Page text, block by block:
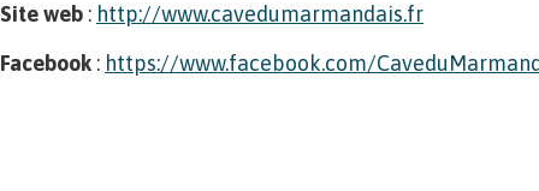
Site web : http://www.cavedumarmandais.fr
Facebook : https://www.facebook.com/